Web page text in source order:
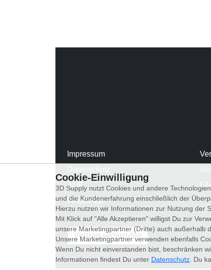
Impressum
AGB
WhatsApp
FAQ
Vertrag widerrufen
Cookie-Einwilligung
3D Supply nutzt Cookies und andere
und die Kundenerfahrung einschließlich der
Hierzu nutzen wir Informationen zur Nutzung der
Mit Klick auf "Alle Akzeptieren" willigst Du zur
unsere Marketingpartner (Dritte) auch außerhalb
Unsere Marketingpartner verwenden ebenfalls
Wenn Du nicht einverstanden bist, beschränken
Informationen findest Du unter Datenschutz . Du